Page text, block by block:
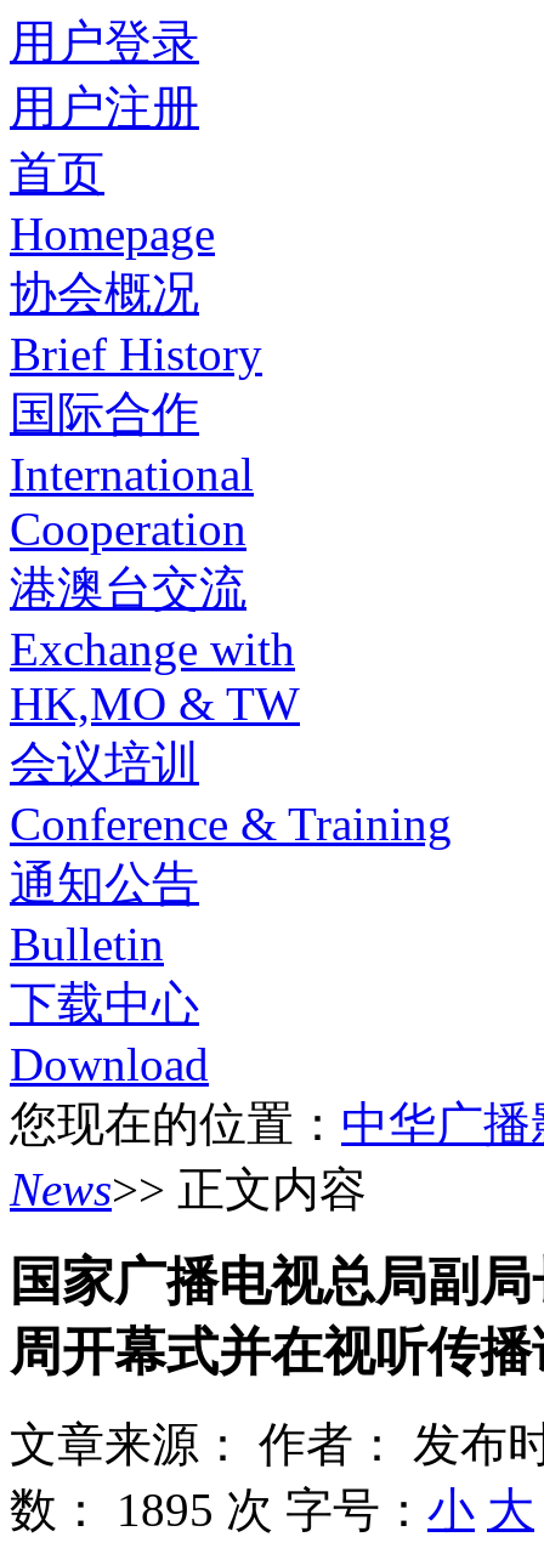
用户登录
用户注册
首页
Homepage
协会概况
Brief History
国际合作
International
Cooperation
港澳台交流
Exchange with
HK,MO & TW
会议培训
Conference & Training
通知公告
Bulletin
下载中心
Download
您现在的位置： 中华广
News>> 正文内容
国家广播电视总局副
周开幕式并在视听传
文章来源： 作者：
发布
数： 1895 次 字号： 小 大